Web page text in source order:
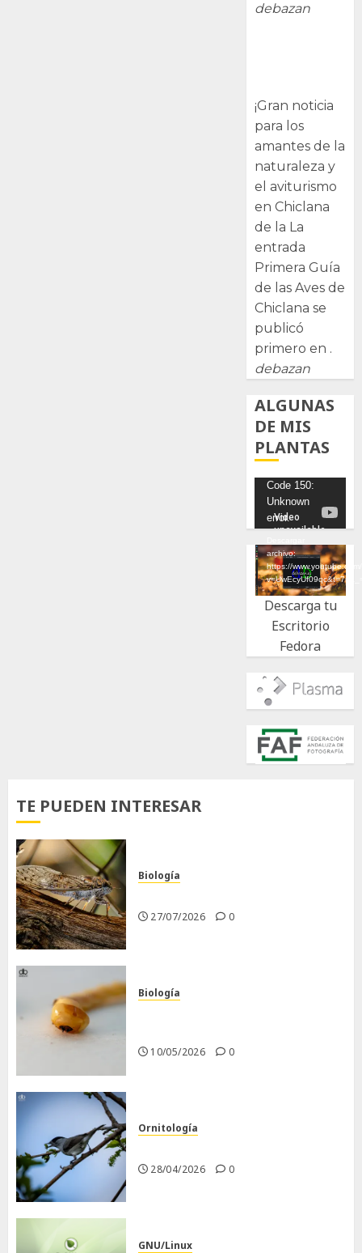
debazan
¡Gran noticia
para los
amantes de la
naturaleza y
el aviturismo
en Chiclana
de la La
entrada
Primera Guía
de las Aves de
Chiclana se
publicó
primero en .
debazan
ALGUNAS
DE MIS
PLANTAS
Reproductor
de
vídeo
Code 150:
Unknown
error.
archivo:
https://
Descarga tu
Escritorio
Fedora
TE PUEDEN INTERESAR
Biología
27/07/2026 0
Biología
10/05/2026 0
Ornitología
28/04/2026 0
GNU/Linux